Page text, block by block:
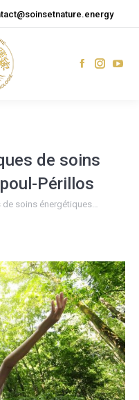
Facebook
de soins
Périllos
de soins énergétiques…